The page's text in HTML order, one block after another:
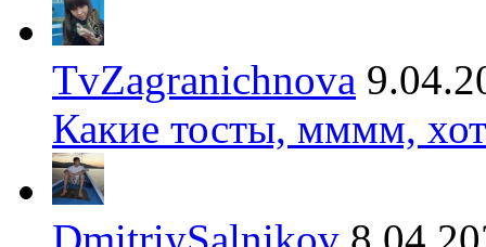
TvZagranichnova
Какие тосты, мммм,